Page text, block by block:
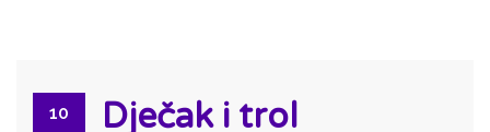
10 Dječak i trol